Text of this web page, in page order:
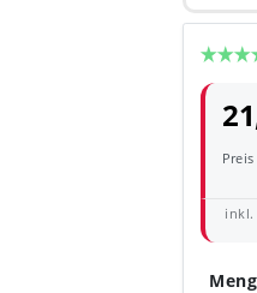
inkl.